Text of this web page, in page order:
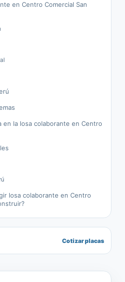
en Centro Comercial San
en la losa colaborante en Centro
losa colaborante en Centro
Cotizar placas